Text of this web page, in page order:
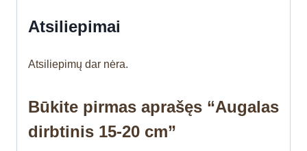
Atsiliepimai
Atsiliepimų dar nėra.
Būkite pirmas aprašęs “Augalas
dirbtinis 15-20 cm”